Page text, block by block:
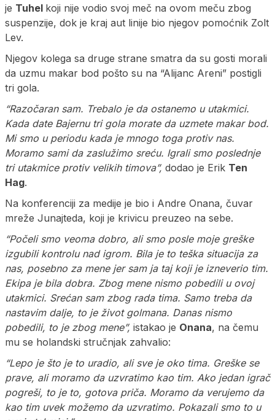
je Tuhel koji nije vodio svoj meč na ovom meču zbog
suspenzije, dok je kraj aut linije bio njegov pomoćnik Zolt
Lev.
Njegov kolega sa druge strane smatra da su gosti morali
da uzmu makar bod pošto su na “Alijanc Areni” postigli
tri gola.
“Razočaran sam. Trebalo je da ostanemo u utakmici.
Kada date Bajernu tri gola morate da uzmete makar bod.
Mi smo u periodu kada je mnogo toga protiv nas.
Moramo sami da zaslužimo sreću. Igrali smo poslednje
tri utakmice protiv velikih timova”, dodao je Erik Ten
Hag.
Na konferenciji za medije je bio i Andre Onana, čuvar
mreže Junajteda, koji je krivicu preuzeo na sebe.
“Počeli smo veoma dobro, ali smo posle moje greške
izgubili kontrolu nad igrom. Bila je to teška situacija za
nas, posebno za mene jer sam ja taj koji je izneverio tim.
Ekipa je bila dobra. Zbog mene nismo pobedili u ovoj
utakmici. Srećan sam zbog rada tima. Samo treba da
nastavim dalje, to je život golmana. Danas nismo
pobedili, to je zbog mene”, istakao je Onana, na čemu
mu se holandski stručnjak zahvalio:
“Lepo je što je to uradio, ali sve je oko tima. Greške se
prave, ali moramo da uzvratimo kao tim. Ako jedan igrač
pogreši, to je to, gotova priča. Moramo da verujemo da
kao tim uvek možemo da uzvratimo. Pokazali smo to u